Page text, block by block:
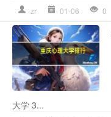
zr 01-06 0
大学 3...